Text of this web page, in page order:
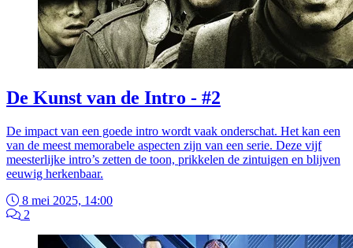
De Kunst van de Intro - #2
De impact van een goede intro wordt vaak onderschat. Het kan een
van de meest memorabele aspecten zijn van een serie. Deze vijf
meesterlijke intro’s zetten de toon, prikkelen de zintuigen en blijven
eeuwig herkenbaar.
8 mei 2025, 14:00
2